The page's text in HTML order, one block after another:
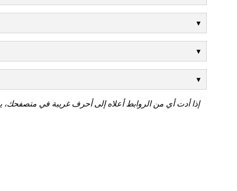
إذا أدت أي من الروابط أعلاه إلى أحرف غريبة في